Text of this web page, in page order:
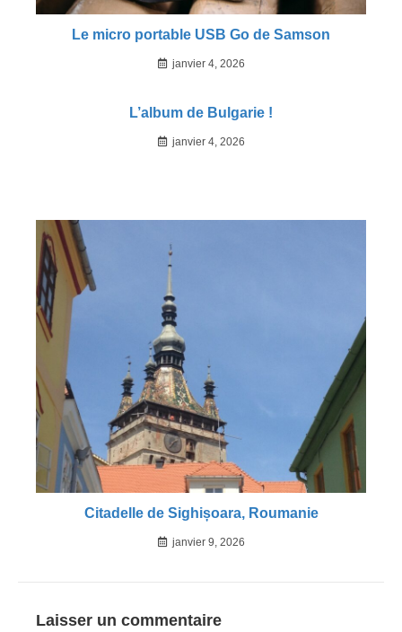
Le micro portable USB Go de Samson
janvier 4, 2026
L’album de Bulgarie !
janvier 4, 2026
Citadelle de Sighișoara, Roumanie
janvier 9, 2026
Laisser un commentaire